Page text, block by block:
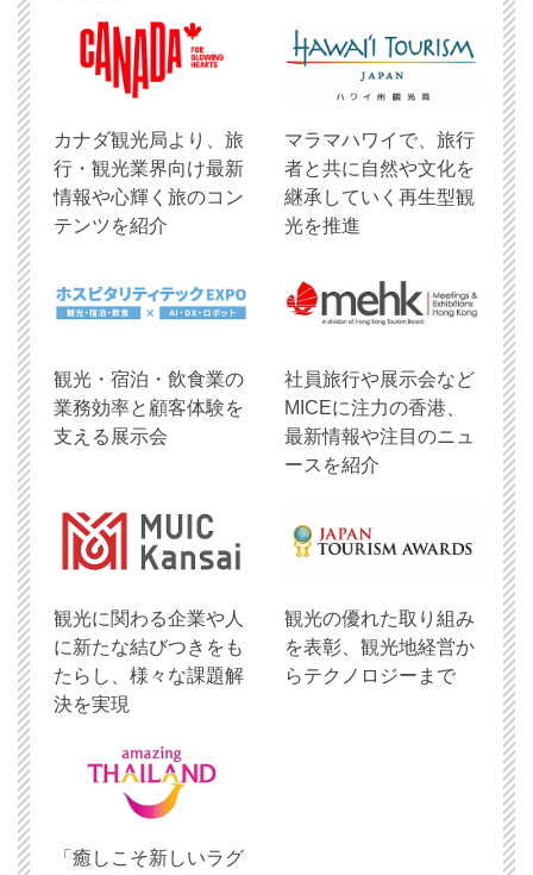
​カナダ観光局より、旅
行・観光業界向け最新
情報や心輝く旅のコン
テンツを紹介
マラマハワイで、旅行
者と共に自然や文化を
継承していく再生型観
光を推進
観光・宿泊・飲食業の
業務効率と顧客体験を
支える展示会
社員旅行や展示会など
MICEに注力の香港、
最新情報や注目のニュ
ースを紹介
観光に関わる企業や人
に新たな結びつきをも
たらし、様々な課題解
決を実現
観光の優れた取り組み
を表彰、観光地経営か
らテクノロジーまで
「癒しこそ新しいラグ